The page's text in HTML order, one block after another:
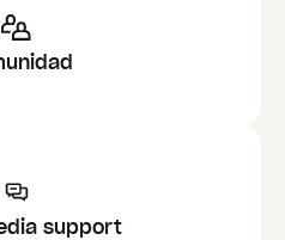
support